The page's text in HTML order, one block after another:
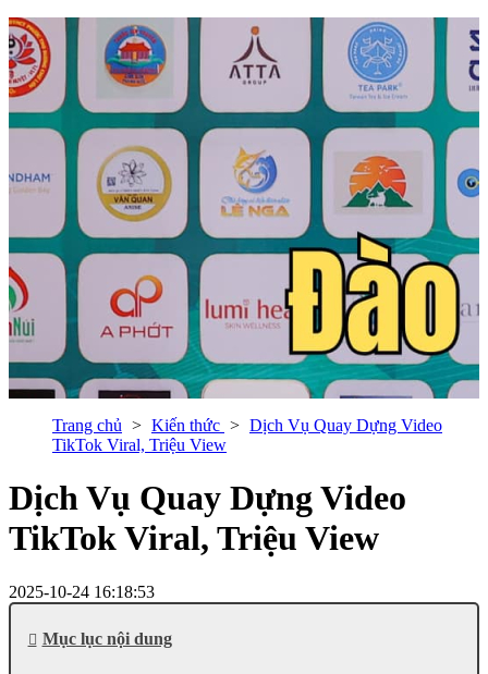
Trang chủ Kiến thức
Dịch Vụ Quay Dựng Video
TikTok Viral, Triệu View
Dịch Vụ Quay Dựng Video
TikTok Viral, Triệu View
2025-10-24 16:18:53
Mục lục nội dung